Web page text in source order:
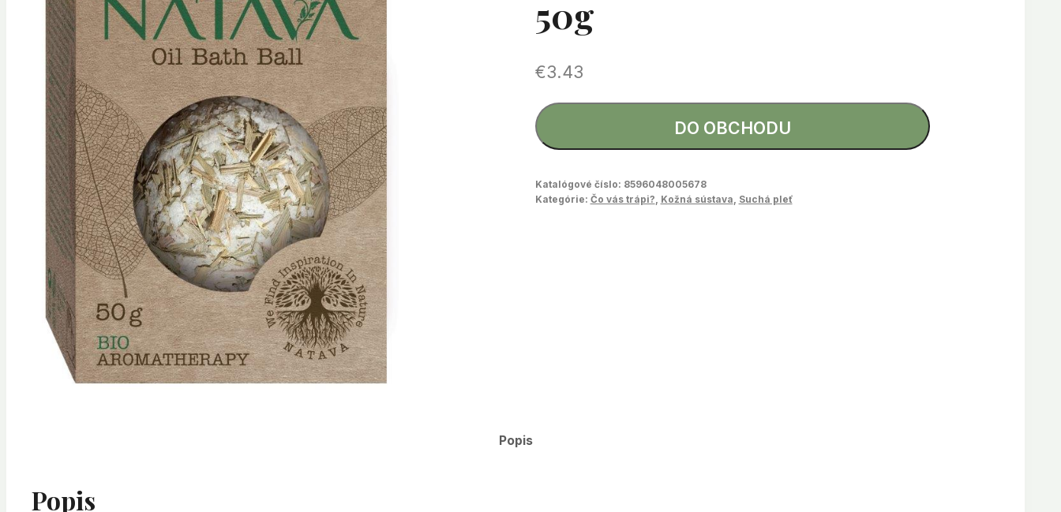
50g
€3.43
DO OBCHODU
Katalógové číslo: 8596048005678
Kategórie: Čo vás trápi? Kožná sústava Suchá pleť
Popis
Popis